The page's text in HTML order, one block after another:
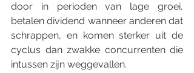
door in perioden van lage groei,
betalen dividend wanneer anderen dat
schrappen, en komen sterker uit de
cyclus dan zwakke concurrenten die
intussen zijn weggevallen.